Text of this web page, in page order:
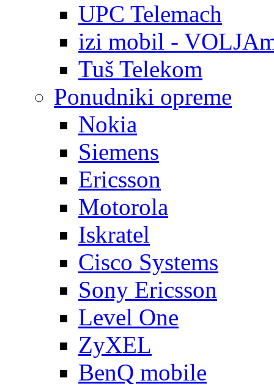
UPC Telemach
izi mobil -
Tuš Telekom
Ponudniki opreme
Nokia
Siemens
Ericsson
Motorola
Iskratel
Cisco Systems
Sony Ericsson
Level One
ZyXEL
BenQ mobile